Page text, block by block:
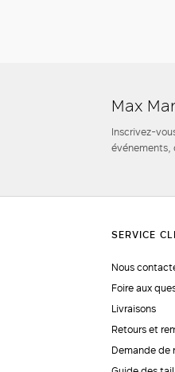
Max
Inscrivez-
événements,
Nous
Foire aux
Livraisons
Retours et
Demande de